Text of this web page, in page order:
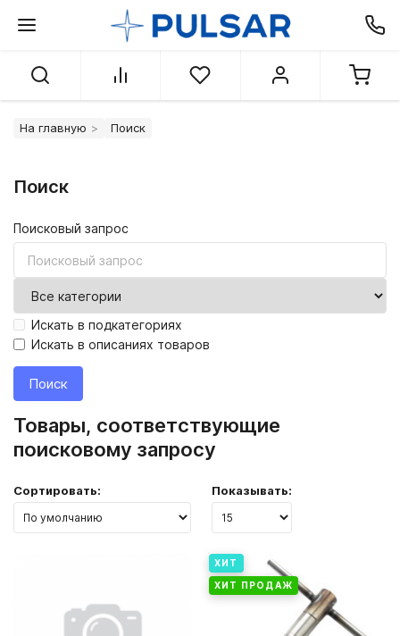
На главную Поиск
Поиск
Поисковый запрос
Искать в подкатегориях
Искать в описаниях товаров
Товары, соответствующие
поисковому запросу
Сортировать: Показывать:
ХИТ
ХИТ ПРОДАЖ